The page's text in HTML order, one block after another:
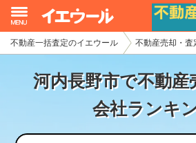
不動産一括査定のイエウール 不動産売却・査
河内長野市で不動産
会社ランキ
イエウール加盟希望の不動産会社様
初めての方へ